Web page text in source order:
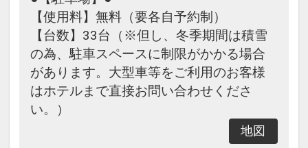
【使用料】無料（要各自予約制）
【台数】33台（※但し、冬季期間は積雪
の為、駐車スペースに制限がかかる場合
があります。大型車等をご利用のお客様
はホテルまで直接お問い合わせくださ
い。）
地図